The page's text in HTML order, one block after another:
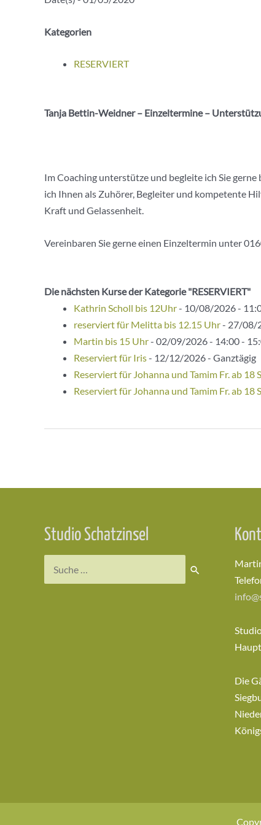
Kategorien
RESERVIERT
Tanja Bettin-Weidner – Einzeltermine –
Im Coaching unterstütze und begleite ich Sie
ich Ihnen als Zuhörer, Begleiter und kompetente
Kraft und Gelassenheit.
Vereinbaren Sie gerne einen Einzeltermin unter
Die nächsten Kurse der Kategorie "RESERVIERT"
Kathrin Scholl bis 12Uhr- 10/08/2026 -
reserviert für Melitta bis 12.15 Uhr- 27/08/
Martin bis 15 Uhr- 02/09/2026 - 14:00 -
Reserviert für Iris- 12/12/2026 - Ganztägig
Reserviert für Johanna und Tamim Fr. ab 18
Reserviert für Johanna und Tamim Fr. ab 18
Studio Schatzinsel
Die